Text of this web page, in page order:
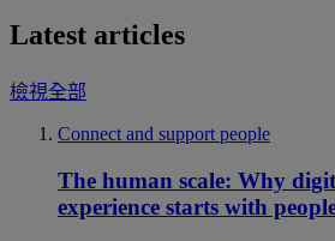
Latest articles
檢視全部
Connect and support people
The human scale: Why
experience starts with